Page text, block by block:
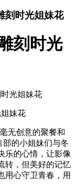
刻时光姐妹花
刻时光
时光姐妹花
姐妹花
无创意的聚餐和
的小姐妹们与冬
乐的心情，让影像
转，但美好的记忆
用心守卫青春，用